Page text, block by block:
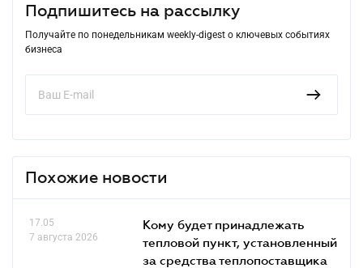
Подпишитесь на рассылку
Получайте по понедельникам weekly-digest о ключевых событиях
бизнеса
Похожие новости
17.05
7 августа 2026
Кому будет принадлежать
тепловой пункт, установленный
за средства теплопоставщика